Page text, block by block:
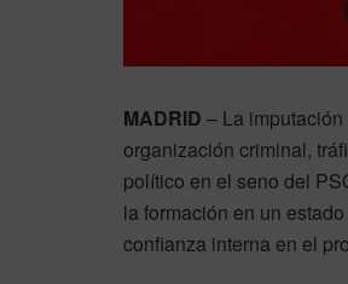
MADRID – La
organización criminal,
político en el seno del
la formación en un
confianza interna en el